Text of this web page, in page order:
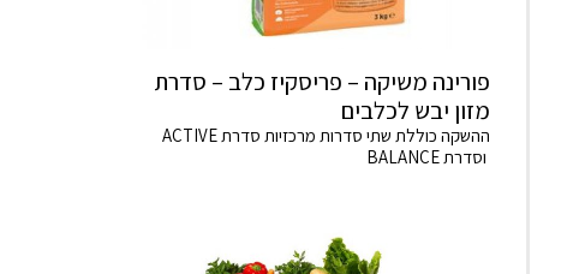
פורינה משיקה – פריסקיז כלב – סדרת
מזון יבש לכלבים
ההשקה כוללת שתי סדרות מרכזיות סדרת ACTIVE
וסדרת BALANCE